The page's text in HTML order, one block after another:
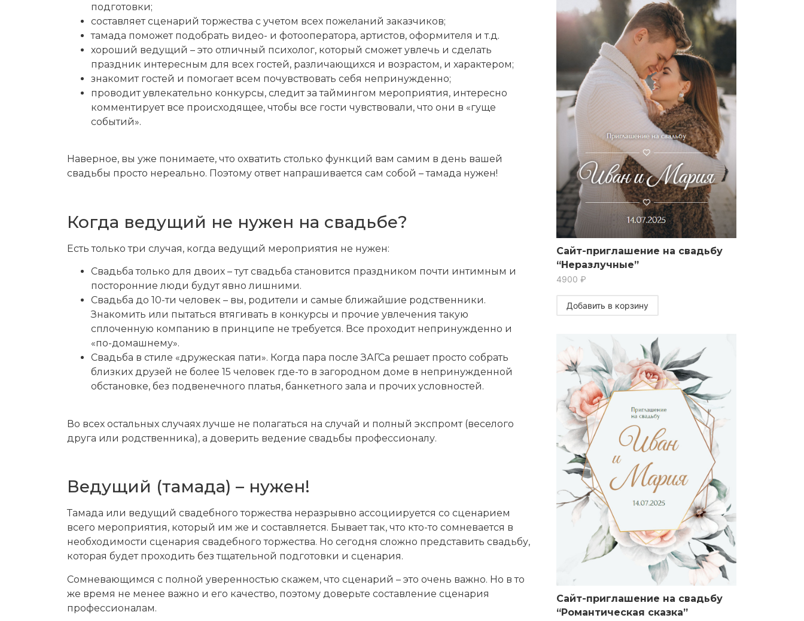
подготовки;
составляет сценарий торжества с учетом всех пожеланий заказчиков;
тамада поможет подобрать видео- и фотооператора, артистов, оформителя и т.д.
хороший ведущий – это отличный психолог, который сможет увлечь и сделать
праздник интересным для всех гостей, различающихся и возрастом, и характером;
знакомит гостей и помогает всем почувствовать себя непринужденно;
проводит увлекательно конкурсы, следит за таймингом мероприятия, интересно
комментирует все происходящее, чтобы все гости чувствовали, что они в «гуще
событий».
Наверное, вы уже понимаете, что охватить столько функций вам самим в день вашей
свадьбы просто нереально. Поэтому ответ напрашивается сам собой – тамада нужен!
Когда ведущий не нужен на свадьбе?
Есть только три случая, когда ведущий мероприятия не нужен:
Свадьба только для двоих – тут свадьба становится праздником почти интимным и
посторонние люди будут явно лишними.
Свадьба до 10-ти человек – вы, родители и самые ближайшие родственники.
Знакомить или пытаться втягивать в конкурсы и прочие увлечения такую
сплоченную компанию в принципе не требуется. Все проходит непринужденно и
«по-домашнему».
Свадьба в стиле «дружеская пати». Когда пара после ЗАГСа решает просто собрать
близких друзей не более 15 человек где-то в загородном доме в непринужденной
обстановке, без подвенечного платья, банкетного зала и прочих условностей.
Во всех остальных случаях лучше не полагаться на случай и полный экспромт (веселого
друга или родственника), а доверить ведение свадьбы профессионалу.
Ведущий (тамада) – нужен!
Тамада или ведущий свадебного торжества неразрывно ассоциируется со сценарием
всего мероприятия, который им же и составляется. Бывает так, что кто-то сомневается в
необходимости сценария свадебного торжества. Но сегодня сложно представить свадьбу,
которая будет проходить без тщательной подготовки и сценария.
Сомневающимся с полной уверенностью скажем, что сценарий – это очень важно. Но в то
же время не менее важно и его качество, поэтому доверьте составление сценария
профессионалам.
Сайт-приглашение на свадьбу
“Неразлучные”
4900 ₽
Добавить в корзину
Сайт-приглашение на свадьбу
“Романтическая сказка”